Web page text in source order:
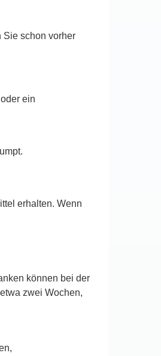
Sie schon vorher
ein
erhalten. Wenn
können bei der
zwei Wochen,